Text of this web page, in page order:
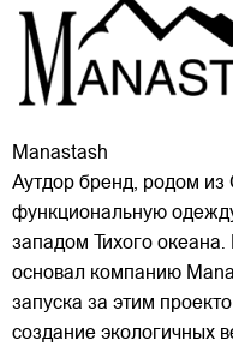
Manastash
Аутдор бренд, родом
функциональную
западом Тихого
основал компанию
запуска за этим
создание экологичных